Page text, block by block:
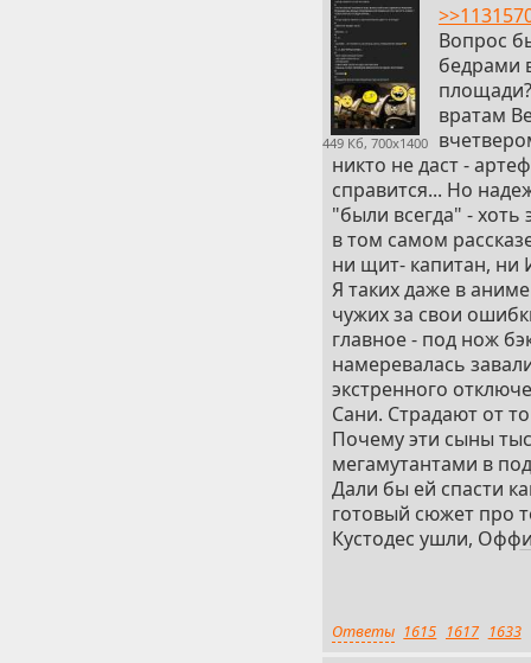
449 Кб, 700x1400
Вопрос
бедрами
вратам
никто не даст -
справится... Но
"были всегда" -
в том самом
ни щит- капитан, ни
Я таких даже в
чужих за свои
главное - под нож
намеревалась
экстренного
Сани. Страдают от
Почему эти сыны
мегамутантами в
Дали бы ей спасти
готовый сюжет про
Кустодес ушли,
волосами. Ну и
Ответы 1615 1617 1633